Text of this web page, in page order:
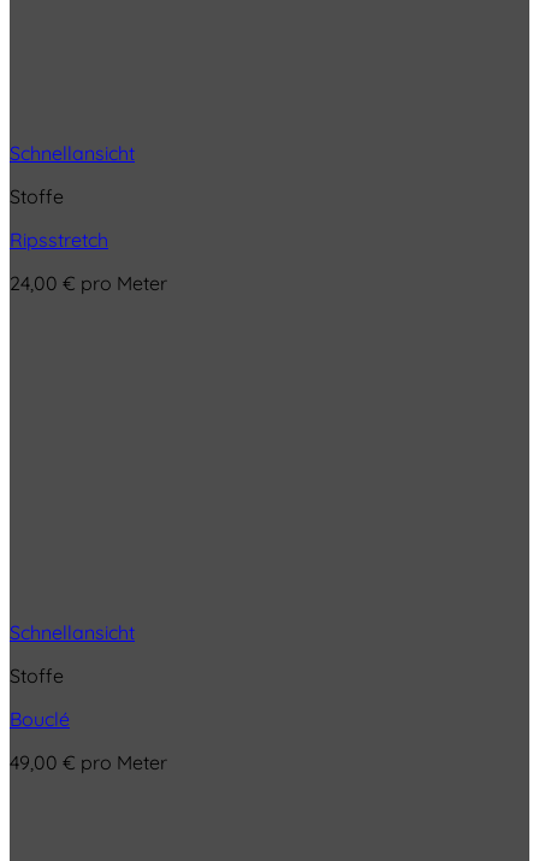
Schnellansicht
Stoffe
Ripsstretch
24,00 € pro Meter
Schnellansicht
Stoffe
Bouclé
49,00 € pro Meter